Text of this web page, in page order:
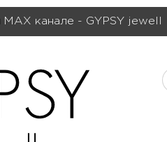
канале - GYPSY jewell